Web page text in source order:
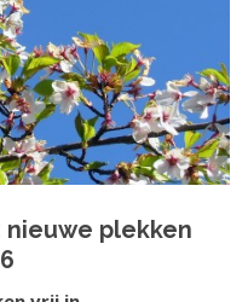
nieuwe plekken